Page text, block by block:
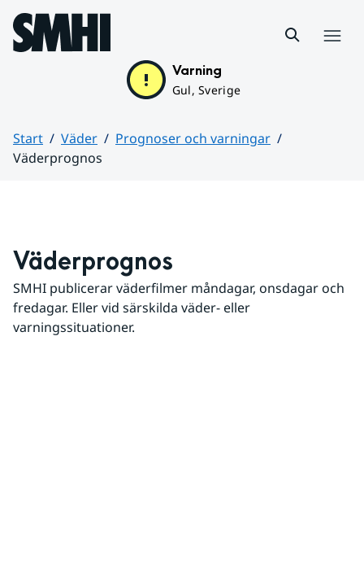
Hoppa till sidans innehåll
Varning
Gul, Sverige
Start Väder
Prognoser och varningar
Väderprognos
Väderprognos
SMHI publicerar väderfilmer måndagar, onsdagar och
fredagar. Eller vid särskilda väder- eller
varningssituationer.